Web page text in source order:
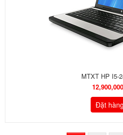
MTXT HP I5-
Đặt hàng